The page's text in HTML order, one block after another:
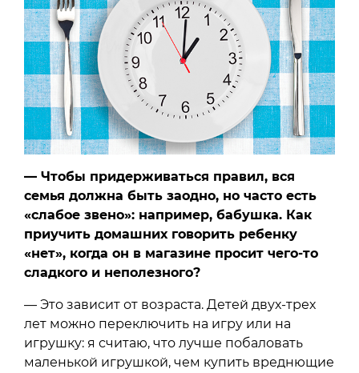
— Чтобы придерживаться правил, вся
семья должна быть заодно, но часто есть
«слабое звено»: например, бабушка. Как
приучить домашних говорить ребенку
«нет», когда он в магазине просит чего-то
сладкого и неполезного?
— Это зависит от возраста. Детей двух-трех
лет можно переключить на игру или на
игрушку: я считаю, что лучше побаловать
маленькой игрушкой, чем купить вреднющие